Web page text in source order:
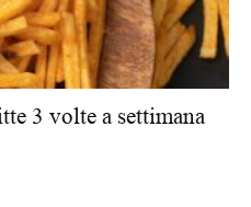
3 volte a settimana